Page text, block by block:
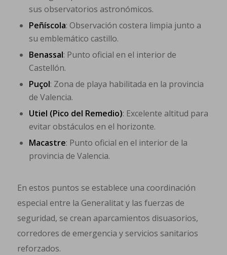
sus observatorios astronómicos.
Peñíscola: Observación costera limpia junto a
su emblemático castillo.
Benassal: Punto oficial en el interior de
Castellón.
Puçol: Zona de playa habilitada en la provincia
de Valencia.
Utiel (Pico del Remedio): Excelente altitud para
evitar obstáculos en el horizonte.
Macastre: Punto oficial en el interior de la
provincia de Valencia.
En estos puntos se establece una coordinación
especial entre la Generalitat y las fuerzas de
seguridad, se crean aparcamientos disuasorios,
corredores de emergencia y servicios sanitarios
reforzados.